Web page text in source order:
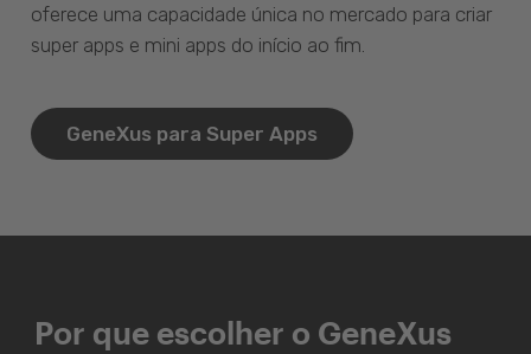
oferece uma capacidade única no mercado para criar
super apps e mini apps do início ao fim.
GeneXus para Super Apps
Por que escolher o GeneXus